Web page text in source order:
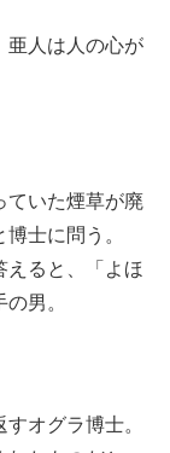
亜人は人の心が
ていた煙草が廃
士に問う。
えると、「よほ
男。
オグラ博士。